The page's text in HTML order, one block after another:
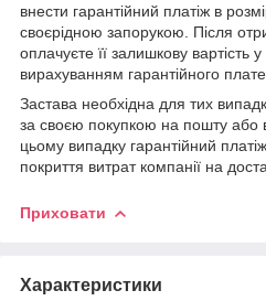
внести гарантійний платіж в
своєрідною запорукою. Після
оплачуєте її залишкову вартість
вирахуванням гарантійного
Застава необхідна для тих
за своєю покупкою на пошту або
цьому випадку гарантійний
покриття витрат компанії на
Приховати
Характеристики